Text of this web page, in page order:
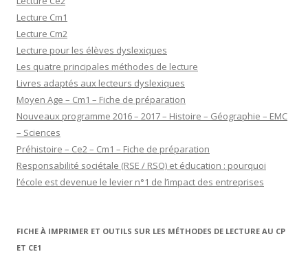
Lecture Cm1
Lecture Cm2
Lecture pour les élèves dyslexiques
Les quatre principales méthodes de lecture
Livres adaptés aux lecteurs dyslexiques
Moyen Age – Cm1 – Fiche de préparation
Nouveaux programme 2016 – 2017 – Histoire – Géographie – EMC
– Sciences
Préhistoire – Ce2 – Cm1 – Fiche de préparation
Responsabilité sociétale (RSE / RSO) et éducation : pourquoi
l’école est devenue le levier n°1 de l’impact des entreprises
FICHE À IMPRIMER ET OUTILS SUR LES MÉTHODES DE LECTURE AU CP
ET CE1